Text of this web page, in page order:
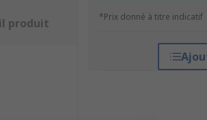
*Prix donné à titre indicatif
produit